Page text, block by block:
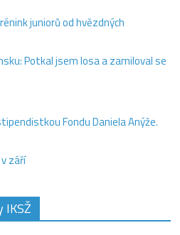
juniorů od hvězdných
Potkal jsem losa a zamiloval se
Fondu Daniela Anýže.
září